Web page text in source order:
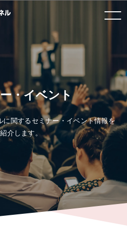
toggle navigation
・イベント
に関するセミナー・イベント情報を
介します。